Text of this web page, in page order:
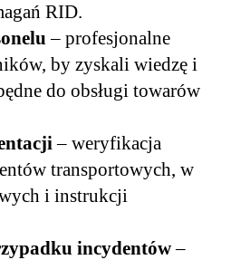
RID.
– profesjonalne
by zyskali wiedzę i
do obsługi towarów
– weryfikacja
transportowych, w
i instrukcji
incydentów–